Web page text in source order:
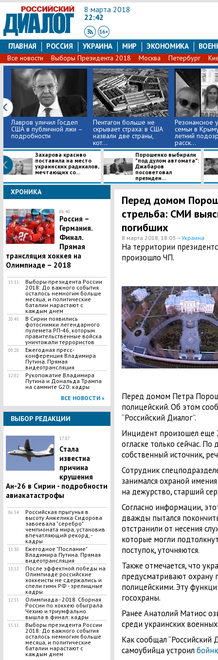
8 марта 2018
22:42
ГЛАВНАЯ РОССИЯ УКРАИНА МИР ЭКОНОМИКА
Все новости Выборы Президента 2018 Москва Петербург
Лавров уличил Госдеп
США в публичной лжи –
подробности
Пентагон больше не
скрывает страха: в США
назвали две страны,
кот...
Резонансное
семьи в
летний
расск...
Захарова красиво
поставила на место
украинских радикалов,
мечтающих со...
Порошенко выбирали
"под дулом автомата":
Джабаров
посоветовал
президен...
ХРОНИКА
06:40
Россия –
Германия.
Финал.
Прямая
трансляция хоккея на
Олимпиаде – 2018
15:11
Выборы президента России
2018: До важного события
осталось немногим больше
месяца, и политические
баталии нарастают с
каждым днем
20:45
В Сирии появились
фотоснимки легендарного
пулемета РП-46, которым
правительственные войска
уничтожали террористов
00:20
Ежегодная пресс-
конференция Владимира
Путина. Прямая
видеотрансляция
12:02
Рукопожатие Владимира
Путина и Дональда Трампа
на саммите G20: кадры
ВСЕ НОВОСТИ »
ВЫБОР РЕДАКЦИИ
17:07
Стала
известна
причина
крушения
Ан-26 в Сирии - подробности
авиакатастрофы
06:54
Российская прыгунья в
высоту Анжелика Сидорова
завоевала "серебро"
чемпионата мира, установив
впечатляющий рекорд, -
кадры
11:30
Ежегодное "Послание"
Владимира Путина. Прямая
видеотрансляция
13:12
После эффектной победы на
Олимпиаде российские
хоккеисты не сдержались и
спели гимн РФ - зрелищные
кадры
12:55
Олимпиада - 2018. Сборная
России по хоккею обыграла
Чехию и триумфально
вышла в финал: кадры
15:11
Выборы президента России
2018: До важного события
осталось немногим больше
месяца, и политические
баталии нарастают с
каждым днем
Перед домом
стрельба: СМИ
погибших
8 марта 2018, 18:03 —Украина
На территории
произошло ЧП.
Перед домом Петра
полицейский. Об этом
“Российский Диалог”.
Инцидент произошел еще
огласке только сейчас.
собственный источник,
Сотрудник
занимался охраной
на дежурство, старший
Согласно информации,
дважды пытался
отстранили от несения
которые могли
поступок, уточняются.
Также отмечается, что
предусматривают охрану
полицейскими. Эту
госохраны.
Ранее Анатолий Матиос
среди украинских
Как сообщал “Российский
самоубийца устроил